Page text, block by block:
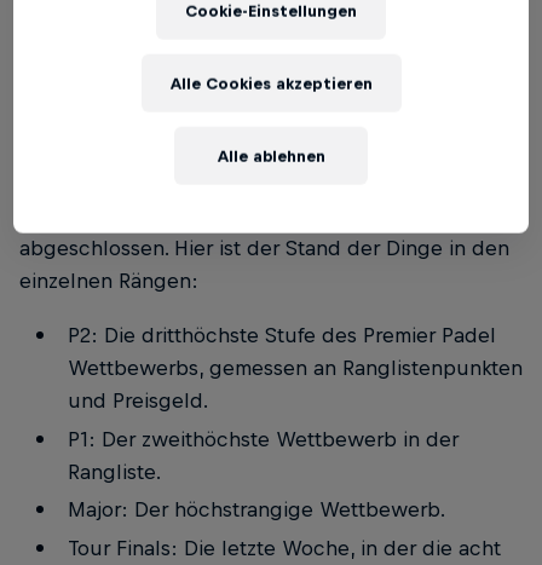
bei Premier Padel?
Kategorien: P1, P2 und Major. Nachdem alle Turniere
abgeschlossen. Hier ist der Stand der Dinge in den
einzelnen Rängen:
P2: Die dritthöchste Stufe des Premier Padel
Wettbewerbs, gemessen an Ranglistenpunkten
und Preisgeld.
P1: Der zweithöchste Wettbewerb in der
Rangliste.
Major: Der höchstrangige Wettbewerb.
Tour Finals: Die letzte Woche, in der die acht
Cookie-Einstellungen
Alle ablehnen
Alle Cookies akzeptieren